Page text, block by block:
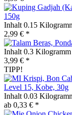
150g
Inhalt 0.15
2,99 € *
Inhalt 0.3 Kilogramm
3,99 € *
TIPP!
Level 15, Kobe, 30g
Inhalt 0.03
ab 0,33 € *